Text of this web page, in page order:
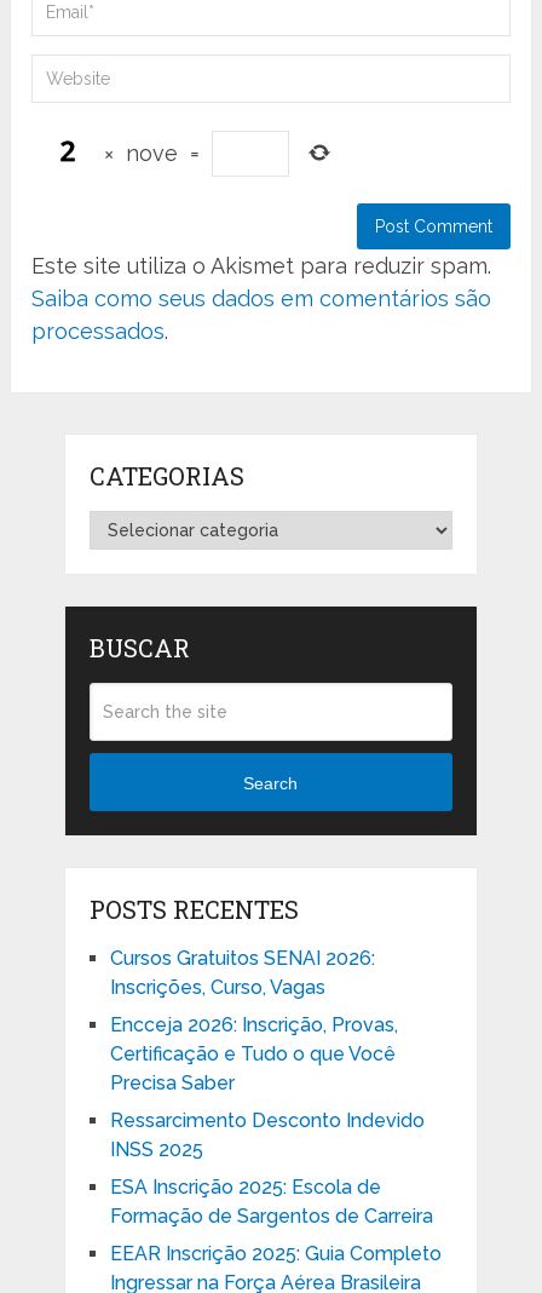
× nove =
Este site utiliza o Akismet para reduzir spam.
Saiba como seus dados em comentários são
processados.
CATEGORIAS
Categorias
BUSCAR
Search
POSTS RECENTES
Cursos Gratuitos SENAI 2026:
Inscrições, Curso, Vagas
Encceja 2026: Inscrição, Provas,
Certificação e Tudo o que Você
Precisa Saber
Ressarcimento Desconto Indevido
INSS 2025
ESA Inscrição 2025: Escola de
Formação de Sargentos de Carreira
EEAR Inscrição 2025: Guia Completo
Ingressar na Força Aérea Brasileira